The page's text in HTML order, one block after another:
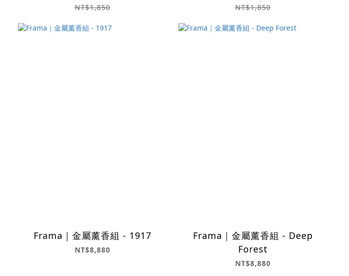
NT$1,850
NT$1,850
Frama｜金屬薰香組 - 1917
NT$8,880
Frama｜金屬薰香組 - Deep
Forest
NT$8,880